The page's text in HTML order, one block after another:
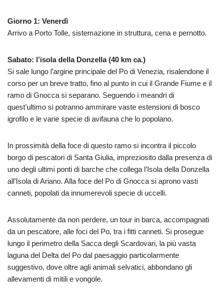
Giorno 1: Venerdì
Arrivo a Porto Tolle, sistemazione in struttura, cena e pernotto.
Sabato: l’isola della Donzella (40 km ca.)
Si sale lungo l’argine principale del Po di Venezia, risalendone il
corso per un breve tratto, fino al punto in cui il Grande Fiume e il
ramo di Gnocca si separano. Seguendo i meandri di
quest’ultimo si potranno ammirare vaste estensioni di bosco
igrofilo e le varie specie di avifauna che lo popolano.
In prossimità della foce di questo ramo si incontra il piccolo
borgo di pescatori di Santa Giulia, impreziosito dalla presenza di
uno degli ultimi ponti di barche che collega l’Isola della Donzella
all’Isola di Ariano. Alla foce del Po di Gnocca si aprono vasti
canneti, popolati da innumerevoli specie di uccelli.
Assolutamente da non perdere, un tour in barca, accompagnati
da un pescatore, alle foci del Po, tra i fitti canneti. Si prosegue
lungo il perimetro della Sacca degli Scardovari, la più vasta
laguna del Delta del Po dal paesaggio particolarmente
suggestivo, dove oltre agli animali selvatici, abbondano gli
allevamenti di mitili e vongole.